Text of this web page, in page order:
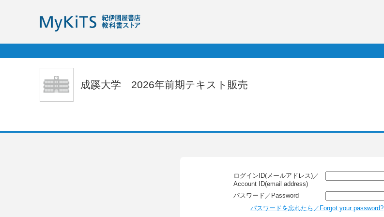
成蹊大学　2026年前期テキスト販売
ログインID(メールアドレス)／
Account ID(email address)
パスワード／Password
パスワードを忘れたら／Forgot your password?